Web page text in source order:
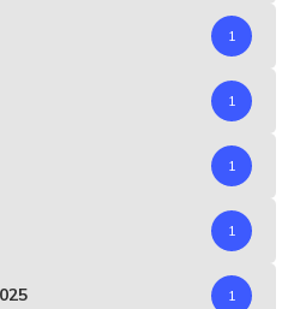
1
1
1
1
1